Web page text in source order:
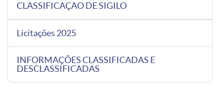
CLASSIFICAÇAO DE SIGILO
Licitações 2025
INFORMAÇÕES CLASSIFICADAS E
DESCLASSIFICADAS